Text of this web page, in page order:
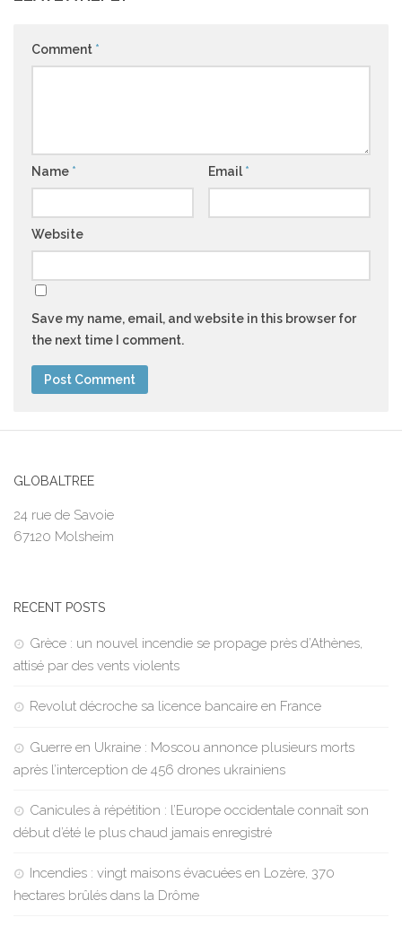
Comment *
Name * Email *
Website
Save my name, email, and website in this browser for
the next time I comment.
GLOBALTREE
24 rue de Savoie
67120 Molsheim
RECENT POSTS
Grèce : un nouvel incendie se propage près d’Athènes,
attisé par des vents violents
Revolut décroche sa licence bancaire en France
Guerre en Ukraine : Moscou annonce plusieurs morts
après l’interception de 456 drones ukrainiens
Canicules à répétition : l’Europe occidentale connaît son
début d’été le plus chaud jamais enregistré
Incendies : vingt maisons évacuées en Lozère, 370
hectares brûlés dans la Drôme